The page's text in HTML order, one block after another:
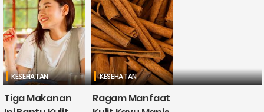
KESEHATAN
Tiga Makanan
KESEHATAN
Ragam Manfaat